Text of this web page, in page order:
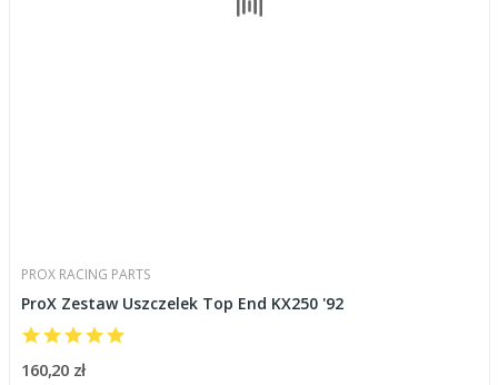
PROX RACING PARTS
ProX Zestaw Uszczelek Top End KX250 '92
160,20 zł